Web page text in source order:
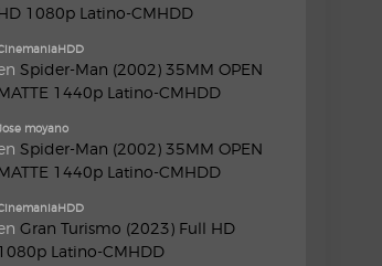
1080p Latino-CMHDD
Spider-Man (2002) 35MM OPEN
1440p Latino-CMHDD
moyano
Spider-Man (2002) 35MM OPEN
1440p Latino-CMHDD
Gran Turismo (2023) Full HD
Latino-CMHDD